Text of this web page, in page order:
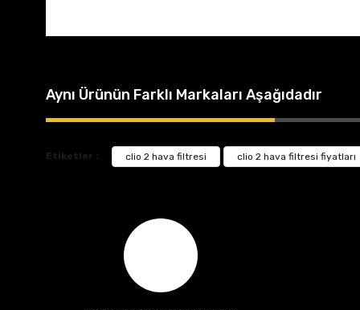
Aynı Ürünün Farklı Markaları Aşağıdadır
Etiketler : clio 2 hava filtresi clio 2 hava filtresi fiyatları